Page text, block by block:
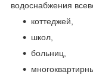
водоснабжения
коттеджей,
школ,
больниц,